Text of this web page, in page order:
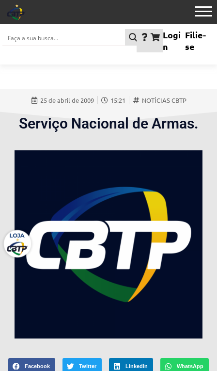
Logi
n
Filie-
se
25 de abril de 2009 15:21 NOTÍCIAS CBTP
Serviço Nacional de Armas.
Facebook Twitter LinkedIn WhatsApp